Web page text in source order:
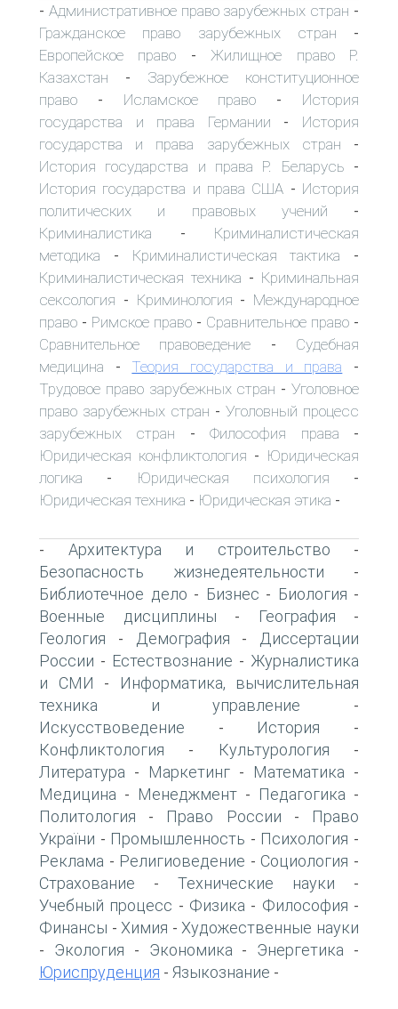
- Административное право зарубежных стран -
Гражданское право зарубежных стран -
Европейское право - Жилищное право Р.
Казахстан - Зарубежное конституционное
право - Исламское право - История
государства и права Германии - История
государства и права зарубежных стран -
История государства и права Р. Беларусь -
История государства и права США - История
политических и правовых учений -
Криминалистика - Криминалистическая
методика - Криминалистическая тактика -
Криминалистическая техника - Криминальная
сексология - Криминология - Международное
право - Римское право - Сравнительное право -
Сравнительное правоведение - Судебная
медицина - Теория государства и права -
Трудовое право зарубежных стран -Уголовное
право зарубежных стран - Уголовный процесс
зарубежных стран -Философия права -
Юридическая конфликтология - Юридическая
логика - Юридическая психология -
Юридическая техника - Юридическая этика -
- Архитектура и строительство -
Безопасность жизнедеятельности -
Библиотечное дело - Бизнес - Биология -
Военные дисциплины - География -
Геология - Демография -
Диссертации
России - Естествознание - Журналистика
и СМИ -
Информатика, вычислительная
техника и управление -
Искусствоведение - История -
Конфликтология - Культурология -
Литература - Маркетинг - Математика -
Медицина - Менеджмент - Педагогика -
Политология - Право России -
Право
України - Промышленность - Психология -
Реклама - Религиоведение - Социология -
Страхование - Технические науки -
Учебный процесс - Физика - Философия -
Финансы - Химия - Художественные науки
- Экология - Экономика - Энергетика -
Юриспруденция - Языкознание -